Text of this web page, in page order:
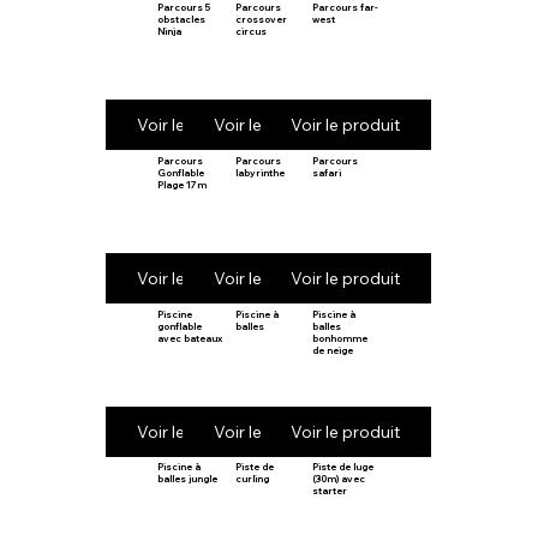
Parcours 5
obstacles
Ninja
Voir le produit
Parcours
crossover
circus
Voir le produit
Parcours far-
west
Voir le produit
Parcours
Gonflable
Plage 17m
Voir le produit
Parcours
labyrinthe
Voir le produit
Parcours
safari
Voir le produit
Piscine
gonflable
avec bateaux
Voir le produit
Piscine à
balles
Voir le produit
Piscine à
balles
bonhomme
de neige
Voir le produit
Piscine à
balles jungle
Piste de
curling
Piste de luge
(30m) avec
starter